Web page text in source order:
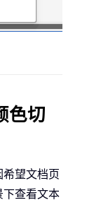
色切
望文档页
下查看文本